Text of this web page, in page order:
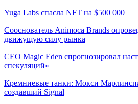
Yuga Labs спасла NFT на $500 000
Сооснователь Animoca Brands
движущую силу рынка
CEO Magic Eden спрогнозировал
спекуляций»
Кремниевые танки: Мокси
создавший Signal